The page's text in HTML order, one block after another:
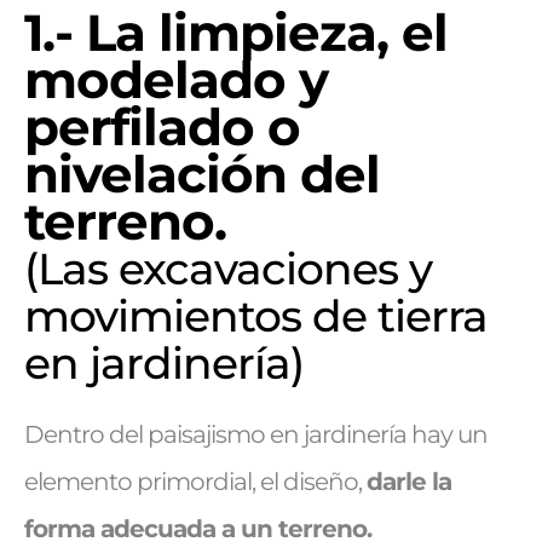
1.- La limpieza, el
modelado y
perfilado o
nivelación del
terreno.
(Las excavaciones y
movimientos de tierra
en jardinería)
Dentro del paisajismo en jardinería hay un
elemento primordial, el diseño,darle la
forma adecuada a un terreno.